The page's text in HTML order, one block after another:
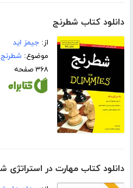
دانلود کتاب شطرنج
از:جیمز اید
موضوع:شطرنج
۳۶۸ صفحه
دانلود کتاب مهارت در استراتژی